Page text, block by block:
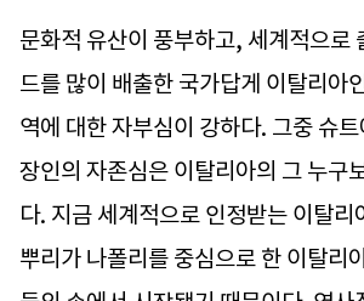
문화적 유산이 풍부하고, 세계적으로
드를 많이 배출한 국가답게 이탈리아
역에 대한 자부심이 강하다. 그중 슈트
장인의 자존심은 이탈리아의 그 누구
다. 지금 세계적으로 인정받는 이탈리
뿌리가 나폴리를 중심으로 한 이탈리